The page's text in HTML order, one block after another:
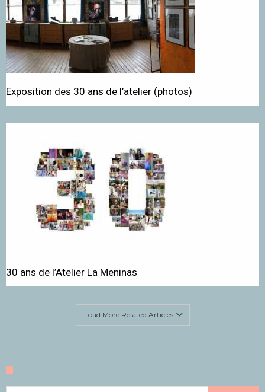
Exposition des 30 ans de l’atelier (photos)
30 ans de l’Atelier La Meninas
Load More Related Articles
Rechercher :